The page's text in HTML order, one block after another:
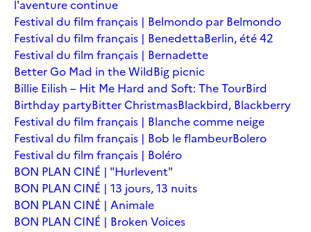
l'aventure continue
Festival du film français | Belmondo par Belmondo
Festival du film français | BenedettaBerlin, été 42
Festival du film français | Bernadette
Better Go Mad in the WildBig picnic
Billie Eilish – Hit Me Hard and Soft: The TourBird
Birthday partyBitter ChristmasBlackbird, Blackberry
Festival du film français | Blanche comme neige
Festival du film français | Bob le flambeurBolero
Festival du film français | Boléro
BON PLAN CINÉ | "Hurlevent"
BON PLAN CINÉ | 13 jours, 13 nuits
BON PLAN CINÉ | Animale
BON PLAN CINÉ | Broken Voices